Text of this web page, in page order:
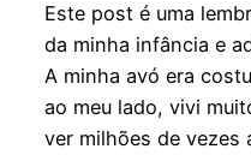
Este post é uma
da minha infância e
A minha avó era
ao meu lado, vivi
ver milhões de vezes